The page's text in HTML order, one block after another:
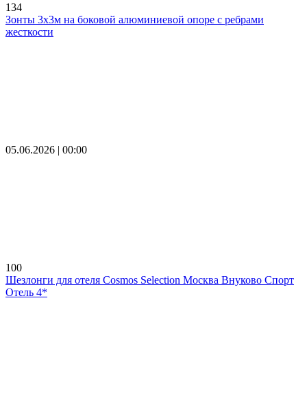
134
Зонты 3х3м на боковой алюминиевой опоре с ребрами
жесткости
05.06.2026 | 00:00
100
Шезлонги для отеля Cosmos Selection Москва Внуково Спорт
Отель 4*